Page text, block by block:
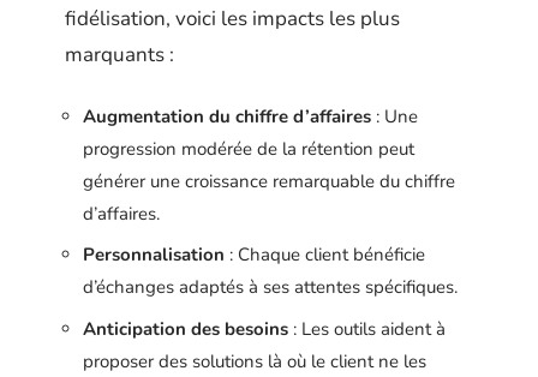
fidélisation, voici les impacts les plus
marquants :
Augmentation du chiffre d’affaires : Une
progression modérée de la rétention peut
générer une croissance remarquable du chiffre
d’affaires.
Personnalisation : Chaque client bénéficie
d’échanges adaptés à ses attentes spécifiques.
Anticipation des besoins : Les outils aident à
proposer des solutions là où le client ne les